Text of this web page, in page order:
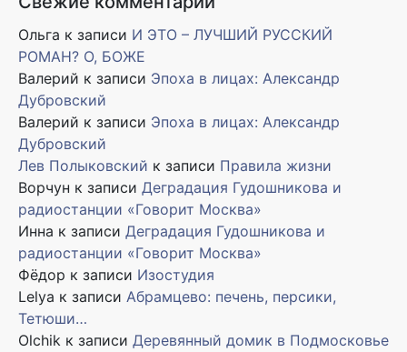
Ольга к записи И ЭТО – ЛУЧШИЙ РУССКИЙ
РОМАН? О, БОЖЕ
Валерий к записи Эпоха в лицах: Александр
Дубровский
Валерий к записи Эпоха в лицах: Александр
Дубровский
Лев Полыковский к записи Правила жизни
Ворчун к записи Деградация Гудошникова и
радиостанции «Говорит Москва»
Инна к записи Деградация Гудошникова и
радиостанции «Говорит Москва»
Фёдор к записи Изостудия
Lelya к записи Абрамцево: печень, персики,
Тетюши…
Olchik к записи Деревянный домик в Подмосковье